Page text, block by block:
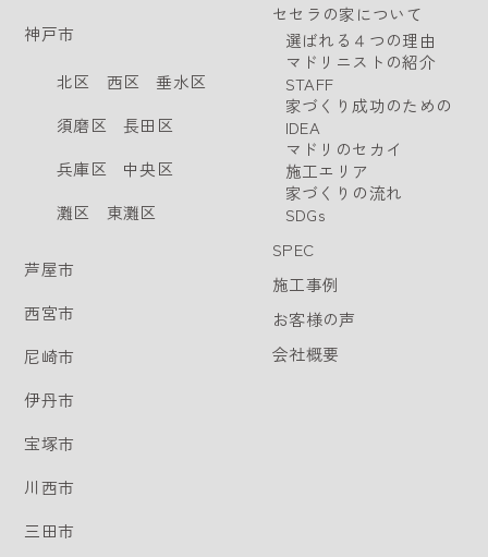
神戸市
北区 西区
垂水区
須磨区
長田区
兵庫区
中央区
灘区
東灘区
芦屋市
西宮市
尼崎市
伊丹市
宝塚市
川西市
三田市
セセラの家について
選ばれる４つの理由
マドリニストの紹介
STAFF
家づくり成功のための
IDEA
マドリのセカイ
施工エリア
家づくりの流れ
SDGs
SPEC
施工事例
お客様の声
会社概要